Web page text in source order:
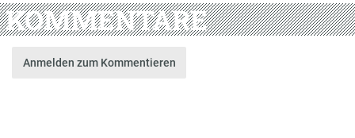
KOMMENTARE
Anmelden zum Kommentieren